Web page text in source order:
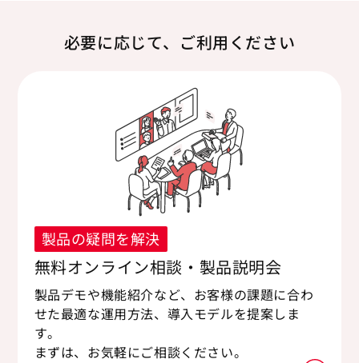
必要に応じて、ご利用ください
製品の疑問を解決
無料オンライン相談・製品説明会
製品デモや機能紹介など、お客様の課題に合わ
せた最適な運用方法、導入モデルを提案しま
す。
まずは、お気軽にご相談ください。